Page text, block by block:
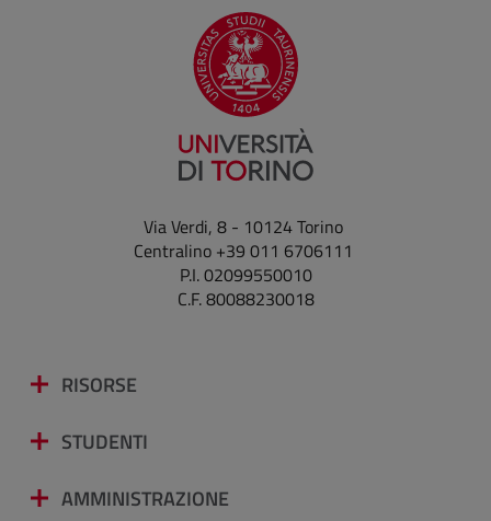
Via Verdi, 8 - 10124 Torino
Centralino +39 011 6706111
P.I. 02099550010
C.F. 80088230018
RISORSE
STUDENTI
AMMINISTRAZIONE